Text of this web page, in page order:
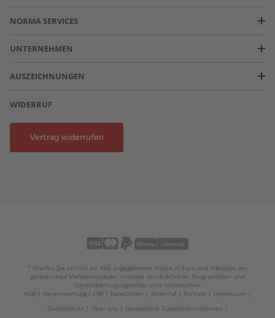
NORMA SERVICES
UNTERNEHMEN
AUSZEICHNUNGEN
WIDERRUF
Vertrag widerrufen
* Greifen Sie schnell zu! Alle angegebenen Preise in Euro und inklusive der
gesetzlichen Mehrwertsteuer. Irrtümer durch Schreib-, Programmier- und
Datenübertragungsfehler sind vorbehalten.
AGB
Verantwortung / CSR Newsletter Widerruf Kontakt
Impressum
Datenschutz
Über uns
Gesetzliche Zusatzinformationen